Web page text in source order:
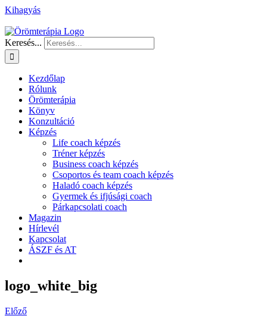
Kihagyás
Keresés...
Kezdőlap
Rólunk
Örömterápia
Könyv
Konzultáció
Képzés
Life coach képzés
Tréner képzés
Business coach képzés
Csoportos és team coach képzés
Haladó coach képzés
Gyermek és ifjúsági coach
Párkapcsolati coach
Magazin
Hírlevél
Kapcsolat
ÁSZF és AT
logo_white_big
Előző